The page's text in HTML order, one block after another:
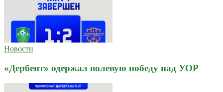
Новости
«Дербент» одержал волевую победу над УОР